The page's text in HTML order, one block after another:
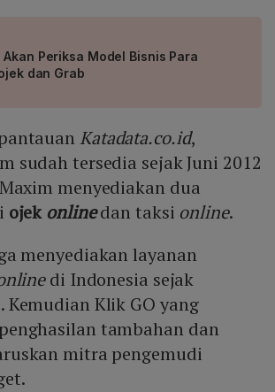
Akan Periksa Model Bisnis Para
dan Grab
Katadata.co.id,
sudah tersedia sejak Juni 2012
menyediakan dua
ojek onlinedan taksi online.
menyediakan layanan
di Indonesia sejak
Kemudian Klik GO yang
tambahan dan
mitra pengemudi